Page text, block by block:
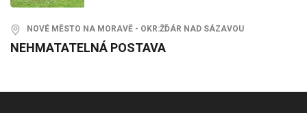
NOVÉ MĚSTO NA MORAVĚ - OKR:ŽĎÁR NAD SÁZAVOU
NEHMATATELNÁ POSTAVA